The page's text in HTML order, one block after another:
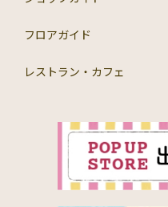
フロアガイド
レストラン・カフェ